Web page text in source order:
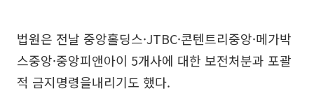
법원은 전날 중앙홀딩스·JTBC·콘텐트리중앙·메가박
스중앙·중앙피앤아이 5개사에 대한 보전처분과 포괄
적 금지명령을내리기도 했다.